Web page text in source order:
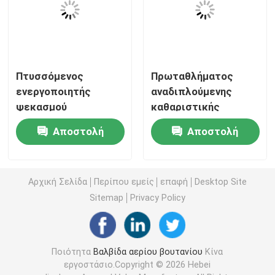
Βαλβίδα επαναπλήρωσης αναπτήρα αερίου
βαλβίδα αναπτήρα αερίου βουτανίου
Δοχείο αερίου βουτανίου
Βαλβίδα ενεργοποίησης MDF
Βαλβίδα χρωμάτων ψεκασμού
Βαλβίδα καθαρισμού του καρμπυρατήρα
Πτυσσόμενος
ενεργοποιητής
ψεκασμού
αερολύματος,
Αναδιπλούμενο
προδιαγραφή
ψεκασμού ακριβείας
Αποστολή
Πρωταθλήματος
αναδιπλούμενης
καθαριστικής
ψεκαστήρα
ενεργοποιητής
φροντίδας
επιφάνειας με
λειτουργία
εξοικονόμησης
Αποστολή
Αρχική Σελίδα Περίπου εμείς επαφή
Desktop Site
Sitemap
Privacy Policy
Ποιότητα Βαλβίδα αερίου βουτανίου Κίνα
εργοστάσιο.Copyright © 2026 Hebei